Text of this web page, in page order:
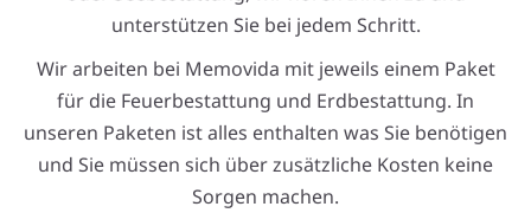
unterstützen Sie bei jedem Schritt.
Wir arbeiten bei Memovida mit jeweils einem Paket
für die Feuerbestattung und Erdbestattung. In
unseren Paketen ist alles enthalten was Sie benötigen
und Sie müssen sich über zusätzliche Kosten keine
Sorgen machen.